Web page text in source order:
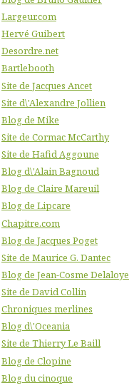
Largeur.com
Hervé Guibert
Desordre.net
Bartlebooth
Site de Jacques Ancet
Site d\'Alexandre Jollien
Blog de Mike
Site de Cormac McCarthy
Site de Hafid Aggoune
Blog d\'Alain Bagnoud
Blog de Claire Mareuil
Blog de Lipcare
Chapitre.com
Blog de Jacques Poget
Site de Maurice G. Dantec
Blog de Jean-Cosme Delaloye
Site de David Collin
Chroniques merlines
Blog d\'Oceania
Site de Thierry Le Baill
Blog de Clopine
Blog du cinoque